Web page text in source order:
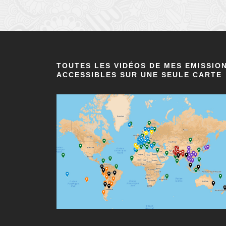
TOUTES LES VIDÉOS DE MES
ACCESSIBLES SUR UNE SEULE CARTE